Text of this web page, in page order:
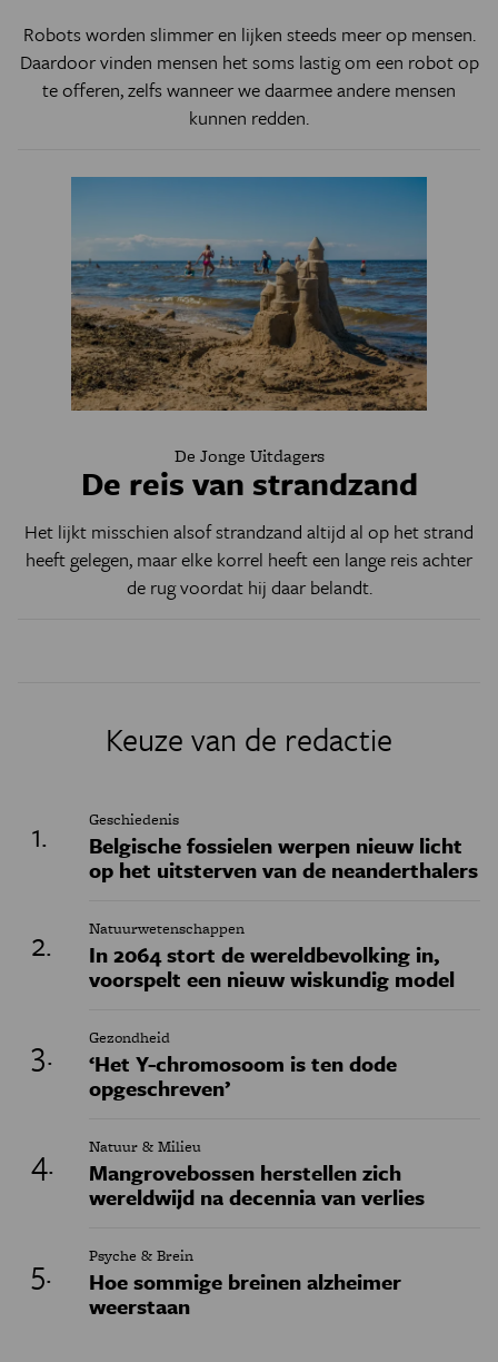
Robots worden slimmer en lijken steeds meer op mensen.
Daardoor vinden mensen het soms lastig om een robot op
te offeren, zelfs wanneer we daarmee andere mensen
kunnen redden.
De Jonge Uitdagers
De reis van strandzand
Het lijkt misschien alsof strandzand altijd al op het strand
heeft gelegen, maar elke korrel heeft een lange reis achter
de rug voordat hij daar belandt.
Keuze van de redactie
Geschiedenis
Belgische fossielen werpen nieuw licht
op het uitsterven van de neanderthalers
Natuurwetenschappen
In 2064 stort de wereldbevolking in,
voorspelt een nieuw wiskundig model
Gezondheid
‘Het Y-chromosoom is ten dode
opgeschreven’
Natuur & Milieu
Mangrovebossen herstellen zich
wereldwijd na decennia van verlies
Psyche & Brein
Hoe sommige breinen alzheimer
weerstaan